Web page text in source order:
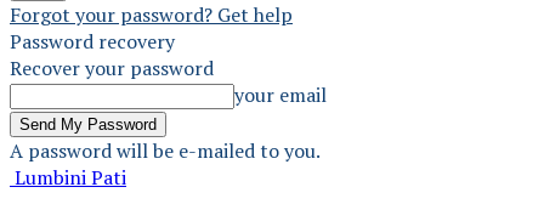
Forgot your password? Get help
Password recovery
Recover your password
your email
A password will be e-mailed to you.
Lumbini Pati